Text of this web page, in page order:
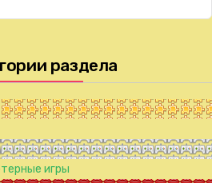
раздела
игры